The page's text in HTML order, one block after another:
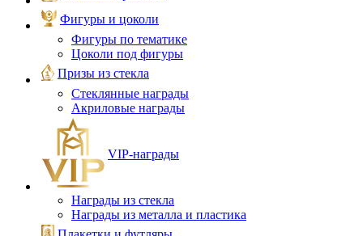
Фигуры и цоколи
Фигуры по тематике
Цоколи под фигуры
Призы из стекла
Стеклянные награды
Акриловые награды
VIP‑награды
Награды из стекла
Награды из металла и пластика